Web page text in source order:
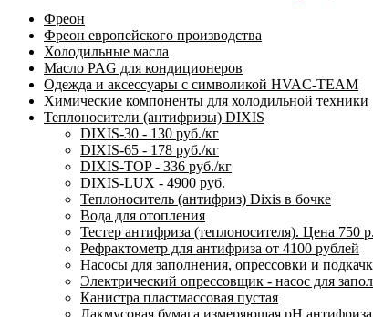
Фреон
Фреон европейского производства
Холодильные масла
Масло PAG для кондиционеров
Одежда и аксессуары с символикой HVAC-TEAM
Химические компоненты для холодильной техники
Теплоносители (антифризы) DIXIS
DIXIS-30 - 130 руб./кг
DIXIS-65 - 178 руб./кг
DIXIS-ТОP - 336 руб./кг
DIXIS-LUX - 4900 руб.
Теплоноситель (антифриз) Dixis в бочке
Вода для отопления
Тестер антифриза (теплоносителя). Цена 750 р.
Рефрактометр для антифриза от 4100 рублей
Насосы для заполнения, опрессовки и
Электрический опрессовщик - насос для
Канистра пластмассовая пустая